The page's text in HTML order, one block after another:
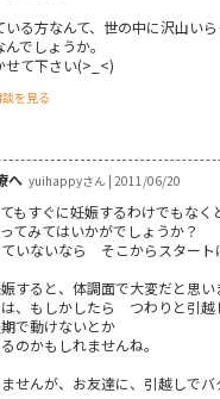
る方なんて、世の中に沢山い
でしょうか。
せて下さい(>_<)
を見る
へ yuihappyさん | 2011/06/20
もすぐに妊娠するわけでもなく
てみてはいかがでしょうか？
いないなら そこからスタート
すると、体調面で大変だと思い
、もしかしたら つわりと引越
で動けないとか
のかもしれませんね。
せんが、お友達に、引越しでバ